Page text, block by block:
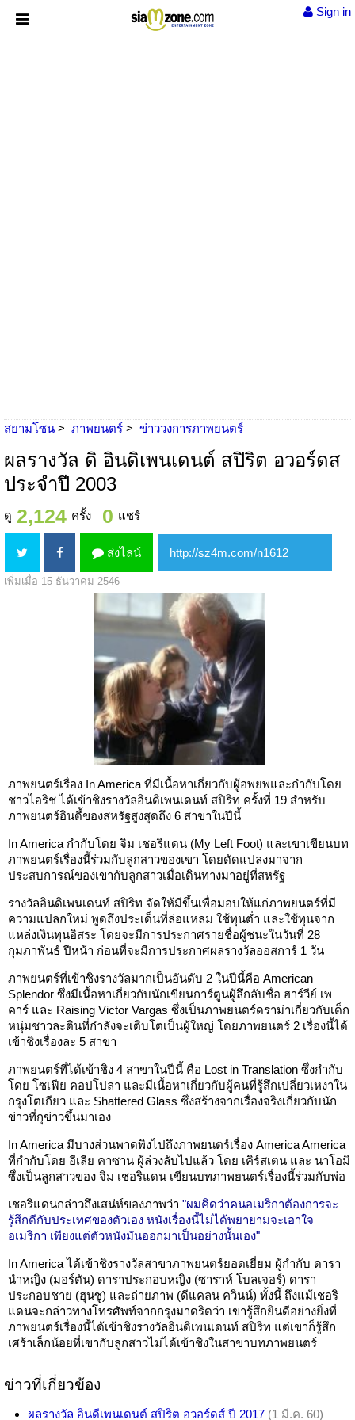
Sign in
สยามโซน ภาพยนตร์ ข่าววงการภาพยนตร์
ผลรางวัล ดิ อินดิเพนเดนต์ สปิริต อวอร์ดส
ประจำปี 2003
ดู 2,124 ครั้ง 0 แชร์
ส่งไลน์
เพิ่มเมื่อ 15 ธันวาคม 2546
ภาพยนตร์เรื่อง In America ที่มีเนื้อหาเกี่ยวกับผู้อพยพและกำกับโดย
ชาวไอริช ได้เข้าชิงรางวัลอินดิเพนเดนท์ สปิริท ครั้งที่ 19 สำหรับ
ภาพยนตร์อินดี้ของสหรัฐสูงสุดถึง 6 สาขาในปีนี้
In America กำกับโดย จิม เชอริแดน (My Left Foot) และเขาเขียนบท
ภาพยนตร์เรื่องนี้ร่วมกับลูกสาวของเขา โดยดัดแปลงมาจาก
ประสบการณ์ของเขากับลูกสาวเมื่อเดินทางมาอยู่ที่สหรัฐ
รางวัลอินดิเพนเดนท์ สปิริท จัดให้มีขึ้นเพื่อมอบให้แก่ภาพยนตร์ที่มี
ความแปลกใหม่ พูดถึงประเด็นที่ล่อแหลม ใช้ทุนต่ำ และใช้ทุนจาก
แหล่งเงินทุนอิสระ โดยจะมีการประกาศรายชื่อผู้ชนะในวันที่ 28
กุมภาพันธ์ ปีหน้า ก่อนที่จะมีการประกาศผลรางวัลออสการ์ 1 วัน
ภาพยนตร์ที่เข้าชิงรางวัลมากเป็นอันดับ 2 ในปีนี้คือ American
Splendor ซึ่งมีเนื้อหาเกี่ยวกับนักเขียนการ์ตูนผู้ลึกลับชื่อ ฮาร์วีย์ เพ
คาร์ และ Raising Victor Vargas ซึ่งเป็นภาพยนตร์ดราม่าเกี่ยวกับเด็ก
หนุ่มชาวละตินที่กำลังจะเติบโตเป็นผู้ใหญ่ โดยภาพยนตร์ 2 เรื่องนี้ได้
เข้าชิงเรื่องละ 5 สาขา
ภาพยนตร์ที่ได้เข้าชิง 4 สาขาในปีนี้ คือ Lost in Translation ซึ่งกำกับ
โดย โซเฟีย คอปโปลา และมีเนื้อหาเกี่ยวกับผู้คนที่รู้สึกเปลี่ยวเหงาใน
กรุงโตเกียว และ Shattered Glass ซึ่งสร้างจากเรื่องจริงเกี่ยวกับนัก
ข่าวที่กุข่าวขึ้นมาเอง
In America มีบางส่วนพาดพิงไปถึงภาพยนตร์เรื่อง America America
ที่กำกับโดย อีเลีย คาซาน ผู้ล่วงลับไปแล้ว โดย เคิร์สเตน และ นาโอมิ
ซึ่งเป็นลูกสาวของ จิม เชอริแดน เขียนบทภาพยนตร์เรื่องนี้ร่วมกับพ่อ
เชอริแดนกล่าวถึงเสน่ห์ของภาพว่า "ผมคิดว่าคนอเมริกาต้องการจะ
รู้สึกดีกับประเทศของตัวเอง หนังเรื่องนี้ไม่ได้พยายามจะเอาใจ
อเมริกา เพียงแต่ตัวหนังมันออกมาเป็นอย่างนั้นเอง"
In America ได้เข้าชิงรางวัลสาขาภาพยนตร์ยอดเยี่ยม ผู้กำกับ ดารา
นำหญิง (มอร์ตัน) ดาราประกอบหญิง (ซาราห์ โบลเจอร์) ดารา
ประกอบชาย (ฮุนซู) และถ่ายภาพ (ดีแคลน ควินน์) ทั้งนี้ ถึงแม้เชอริ
แดนจะกล่าวทางโทรศัพท์จากกรุงมาดริดว่า เขารู้สึกยินดีอย่างยิ่งที่
ภาพยนตร์เรื่องนี้ได้เข้าชิงรางวัลอินดิเพนเดนท์ สปิริท แต่เขาก็รู้สึก
เศร้าเล็กน้อยที่เขากับลูกสาวไม่ได้เข้าชิงในสาขาบทภาพยนตร์
ข่าวที่เกี่ยวข้อง
ผลรางวัล อินดีเพนเดนต์ สปิริต อวอร์ดส์ ปี 2017 (1 มี.ค. 60)